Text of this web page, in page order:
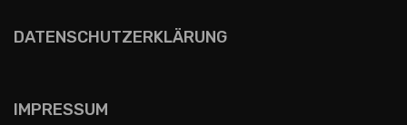
DATENSCHUTZERKLÄRUNG
IMPRESSUM